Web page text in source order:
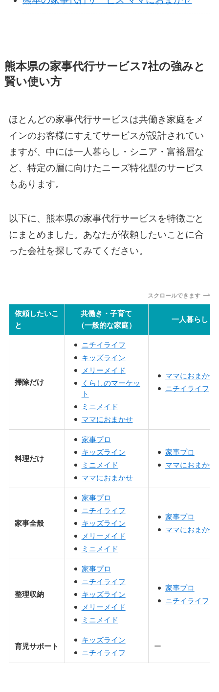
熊本県の家事代行サービス7社の強みと
賢い使い方
ほとんどの家事代行サービスは共働き家庭をメ
インのお客様にすえてサービスが設計されてい
ますが、中には一人暮らし・シニア・富裕層な
ど、特定の層に向けたニーズ特化型のサービス
もあります。
以下に、熊本県の家事代行サービスを特徴ごと
にまとめました。あなたが依頼したいことに合
った会社を探してみてください。
スクロールできます
依頼したいこ
と
共働き・子育て
（一般的な家庭）
一人暮らし
掃除だけ
ニチイライフ
キッズライン
メリーメイド
くらしのマーケッ
ト
ミニメイド
ママにおまかせ
ママにおまかせ
ニチイライフ
料理だけ
家事プロ
キッズライン
ミニメイド
ママにおまかせ
家事プロ
ママにおまかせ
家事全般
家事プロ
ニチイライフ
キッズライン
メリーメイド
ミニメイド
家事プロ
ママにおまかせ
整理収納
家事プロ
ニチイライフ
キッズライン
メリーメイド
ミニメイド
家事プロ
ニチイライフ
育児サポート
キッズライン
ニチイライフ
ー